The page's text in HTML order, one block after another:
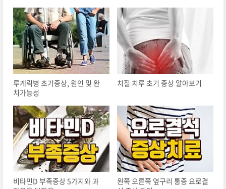
루게릭병 초기증상, 원인 및 완
치가능성
치질 치루 초기 증상 알아보기
비타민D 부족증상 5가지와 과
왼쪽 오른쪽 옆구리 통증 요로결